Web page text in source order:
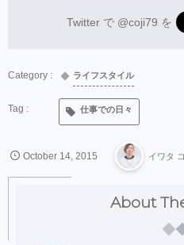
Twitter で @coji79 を
ライフスタイル
仕事での日々
October 14 2015 イワタ
About